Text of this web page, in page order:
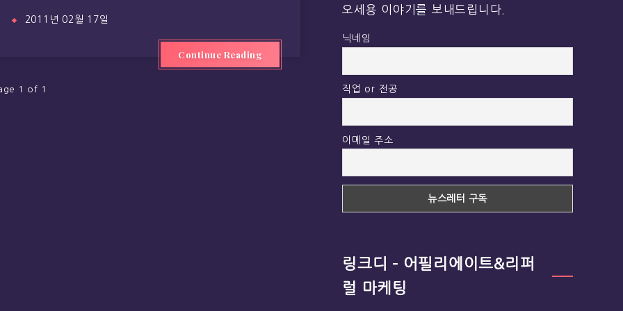
2011년 02월 17일
Continue Reading
1 of 1
오세용 이야기를 보내드립니다.
닉네임
직업 or 전공
이메일 주소
링크디 – 어필리에이트&리퍼
럴 마케팅